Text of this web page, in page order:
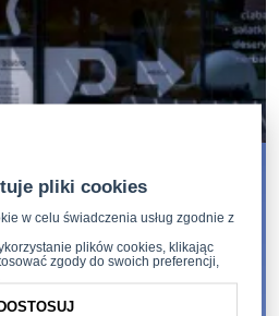
pliki cookies
w celu świadczenia usług zgodnie z
plików cookies, klikając
zgody do swoich preferencji,
DOSTOSUJ